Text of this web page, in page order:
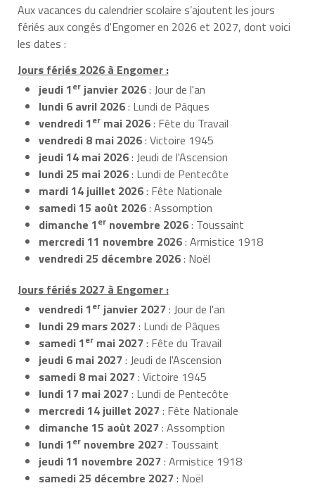
Aux vacances du calendrier scolaire s’ajoutent les jours
fériés aux congés d'Engomer en 2026 et 2027, dont voici
les dates :
Jours fériés 2026 à Engomer :
jeudi 1er janvier 2026: Jour de l'an
lundi 6 avril 2026: Lundi de Pâques
vendredi 1er mai 2026: Fête du Travail
vendredi 8 mai 2026: Victoire 1945
jeudi 14 mai 2026: Jeudi de l'Ascension
lundi 25 mai 2026: Lundi de Pentecôte
mardi 14 juillet 2026: Fête Nationale
samedi 15 août 2026: Assomption
dimanche 1er novembre 2026: Toussaint
mercredi 11 novembre 2026: Armistice 1918
vendredi 25 décembre 2026: Noël
Jours fériés 2027 à Engomer :
vendredi 1er janvier 2027: Jour de l'an
lundi 29 mars 2027: Lundi de Pâques
samedi 1er mai 2027: Fête du Travail
jeudi 6 mai 2027: Jeudi de l'Ascension
samedi 8 mai 2027: Victoire 1945
lundi 17 mai 2027: Lundi de Pentecôte
mercredi 14 juillet 2027: Fête Nationale
dimanche 15 août 2027: Assomption
lundi 1er novembre 2027: Toussaint
jeudi 11 novembre 2027: Armistice 1918
samedi 25 décembre 2027: Noël